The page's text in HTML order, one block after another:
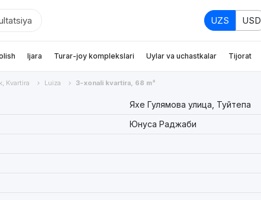
UZS USD
Ijara Turar-joy komplekslari Uylar va uchastkalar Tijorat
Kvartira Luiza 3-xonali kvartira, 68 m²
Яхе Гулямова улица, Туйтепа
Юнуса Раджаби